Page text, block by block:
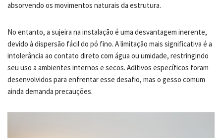
absorvendo os movimentos naturais da estrutura.
No entanto, a sujeira na instalação é uma desvantagem inerente,
devido à dispersão fácil do pó fino. A limitação mais significativa é a
intolerância ao contato direto com água ou umidade, restringindo
seu uso a ambientes internos e secos. Aditivos específicos foram
desenvolvidos para enfrentar esse desafio, mas o gesso comum
ainda demanda precauções.